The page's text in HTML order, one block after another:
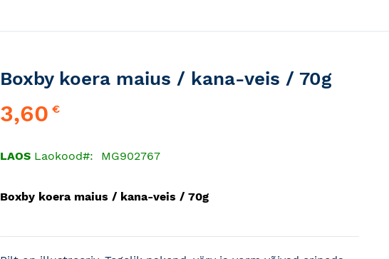
Boxby koera maius / kana-veis / 70g
3,60€
LAOS Laokood MG902767
Boxby koera maius / kana-veis / 70g